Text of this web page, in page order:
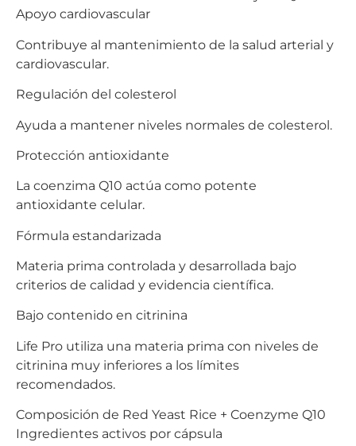
Apoyo cardiovascular
Contribuye al mantenimiento de la salud arterial y
cardiovascular.
Regulación del colesterol
Ayuda a mantener niveles normales de colesterol.
Protección antioxidante
La coenzima Q10 actúa como potente
antioxidante celular.
Fórmula estandarizada
Materia prima controlada y desarrollada bajo
criterios de calidad y evidencia científica.
Bajo contenido en citrinina
Life Pro utiliza una materia prima con niveles de
citrinina muy inferiores a los límites
recomendados.
Composición de Red Yeast Rice + Coenzyme Q10
Ingredientes activos por cápsula